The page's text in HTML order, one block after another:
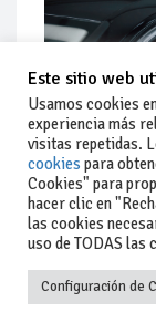
Actualidad
Coches de
Este sitio web
Usamos cookies
experiencia más
visitas repetidas.
cookies para
Cookies" para
hacer clic en
las cookies
uso de TODAS las
Configuración de